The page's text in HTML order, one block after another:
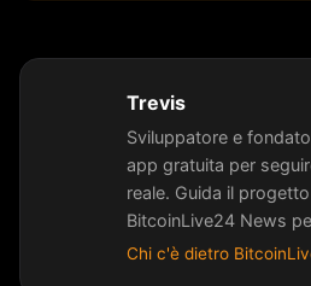
Trevis
Sviluppatore e
app gratuita per
reale. Guida il
BitcoinLive24 News
Chi c'è dietro